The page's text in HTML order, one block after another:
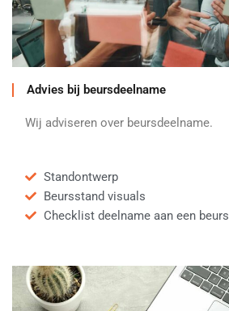
Advies bij beursdeelname
Wij adviseren over beursdeelname.
Standontwerp
Beursstand visuals
Checklist deelname aan een beurs